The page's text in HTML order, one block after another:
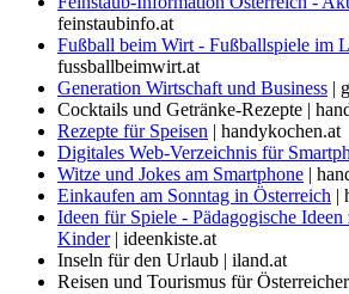
feinstaubinfo.at
Fußball beim Wirt - Fußballspiele im
fussballbeimwirt.at
Generation Wirtschaft und Business |
Cocktails und Getränke-Rezepte |
Rezepte für Speisen | handykochen.at
Digitales Web-Verzeichnis für
Witze und Jokes am Smartphone |
Einkaufen am Sonntag in Österreich |
Ideen für Spiele - Pädagogische
Kinder| ideenkiste.at
Inseln für den Urlaub | iland.at
Reisen und Tourismus für